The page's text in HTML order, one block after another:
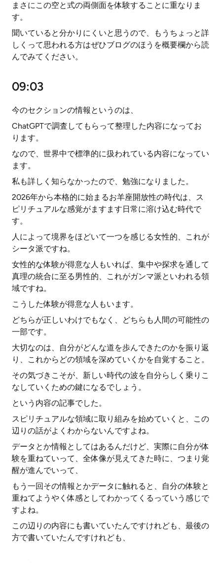
まさにこの空と式の両側面を体験することに重なりま
す。
聞いていると分かりにくいと思うので、もうちょっと詳
しくって思われる方はぜひブログのほうを概要欄から読
んでみてください。
09:03
今のセクションの情報というのは、
ChatGPTで調査してもらって整理した内容になってお
ります。
なので、世界中で標準的に扱われている内容になってい
ます。
私も詳しく知らなかったので、勉強になりました。
2026年から本格的に始まるお羊座開放性の時代は、ス
ピリチュアルな感覚がますます日常に溶け込む時代で
す。
人によって境界をほどいて一つを感じる女性的、これが
シータ派ですね。
女性的な体験が得意な人もいれば、集中や探求を通して
真理の統合に至る男性的、これがガンマ派といわれる領
域ですね。
こうした体験が得意な人もいます。
どちらが正しいわけでもなく、どちらも人間の可能性の
一部です。
大切なのは、自分がどんな道を歩んできたのかを振り返
り、これからどの領域を深めていくかを自覚すること。
その気づきこそが、新しい時代の波を自分らしく乗りこ
なしていくための鍵になるでしょう。
という内容の記事でした。
スピリチュアルな領域に取り組みを始めていくと、この
辺りの話がよくわからないんですよね。
データとか情報としてはあるんだけど、実際に自分が体
験を重ねていって、全体像が見えてきた時に、つまり覚
醒が進んでいって、
もう一回その情報とかデータに触れると、自分の体験と
重ねてようやく体感としてわかってくるっていう感じで
すよね。
この辺りの内容にも書いていたんですけれども、最後の
方で書いていたんですけれども、